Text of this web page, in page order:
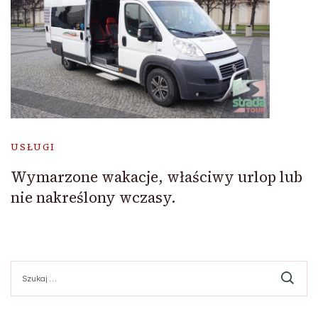
USŁUGI
Wymarzone wakacje, właściwy urlop lub
nie nakreślony wczasy.